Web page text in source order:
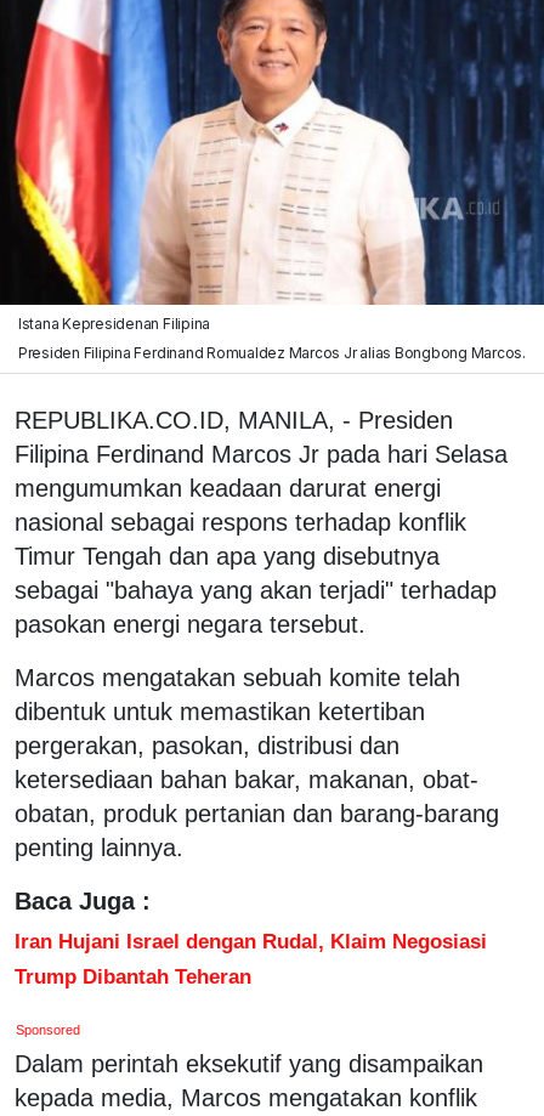
Istana Kepresidenan Filipina
Presiden Filipina Ferdinand Romualdez Marcos Jr alias Bongbong Marcos.
REPUBLIKA.CO.ID, MANILA, - Presiden
Filipina Ferdinand Marcos Jr pada hari Selasa
mengumumkan keadaan darurat energi
nasional sebagai respons terhadap konflik
Timur Tengah dan apa yang disebutnya
sebagai "bahaya yang akan terjadi" terhadap
pasokan energi negara tersebut.
Marcos mengatakan sebuah komite telah
dibentuk untuk memastikan ketertiban
pergerakan, pasokan, distribusi dan
ketersediaan bahan bakar, makanan, obat-
obatan, produk pertanian dan barang-barang
penting lainnya.
Baca Juga :
Iran Hujani Israel dengan Rudal, Klaim Negosiasi
Trump Dibantah Teheran
Sponsored
Dalam perintah eksekutif yang disampaikan
kepada media, Marcos mengatakan konflik